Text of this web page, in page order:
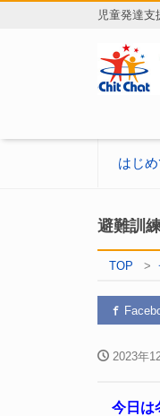
児童発達支
はじ
避難訓
TOP
2023年
今日は